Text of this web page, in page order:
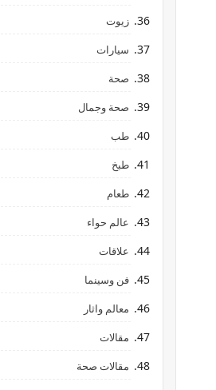
زيوت
سيارات
صحة
صحة وجمال
طب
طبخ
طعام
عالم حواء
علاقات
فن وسينما
معالم واثار
مقالات
مقالات صحة